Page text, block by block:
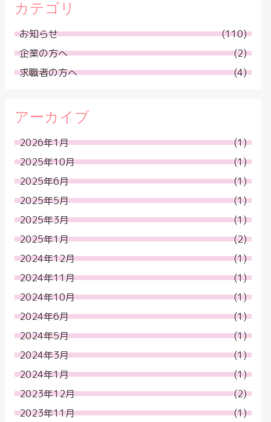
カテゴリ
お知らせ
(110)
企業の方へ
(2)
求職者の方へ
(4)
アーカイブ
2026年1月
(1)
2025年10月
(1)
2025年6月
(1)
2025年5月
(1)
2025年3月
(1)
2025年1月
(2)
2024年12月
(1)
2024年11月
(1)
2024年10月
(1)
2024年6月
(1)
2024年5月
(1)
2024年3月
(1)
2024年1月
(1)
2023年12月
(2)
2023年11月
(1)